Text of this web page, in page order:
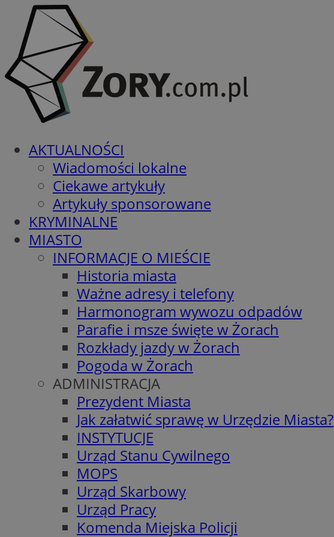
AKTUALNOŚCI
Wiadomości lokalne
Ciekawe artykuły
Artykuły sponsorowane
KRYMINALNE
MIASTO
INFORMACJE O MIEŚCIE
Historia miasta
Ważne adresy i telefony
Harmonogram wywozu odpadów
Parafie i msze święte w Żorach
Rozkłady jazdy w Żorach
Pogoda w Żorach
ADMINISTRACJA
Prezydent Miasta
Jak załatwić sprawę w Urzędzie Miasta?
INSTYTUCJE
Urząd Stanu Cywilnego
MOPS
Urząd Skarbowy
Urząd Pracy
Komenda Miejska Policji